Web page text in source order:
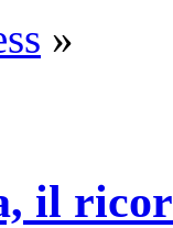
»
il